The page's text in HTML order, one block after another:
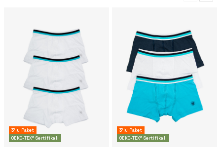
3'lü Paket
OEKO-TEX® Sertifikalı
3'lü Paket
OEKO-TEX® Sertifikalı